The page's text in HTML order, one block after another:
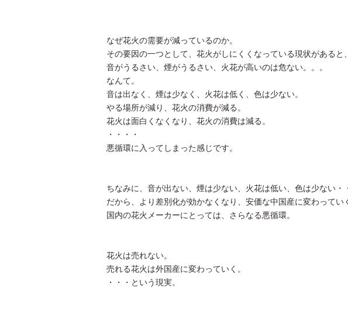
なぜ花火の需要が減っているのか。
その要因の一つとして、花火がしにくくなっている現状があると
音がうるさい、煙がうるさい、火花が高いのは危ない。。。
なんて。
音は出なく、煙は少なく、火花は低く、色は少ない。
やる場所が減り、花火の消費が減る。
花火は面白くなくなり、花火の消費は減る。
・・・・
悪循環に入ってしまった感じです。
ちなみに、音が出ない、煙は少ない、火花は低い、色は少ない・
だから、より差別化が効かなくなり、安価な中国産に変わってい
国内の花火メーカーにとっては、さらなる悪循環。
花火は売れない。
売れる花火は外国産に変わっていく。
・・・という現実。